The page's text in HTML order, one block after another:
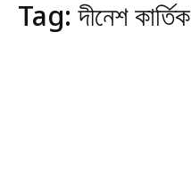
Tag:দীনেশ কার্তিক